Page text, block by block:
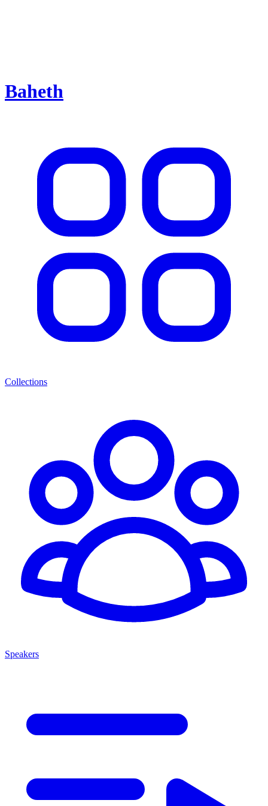
Baheth
Collections
Speakers